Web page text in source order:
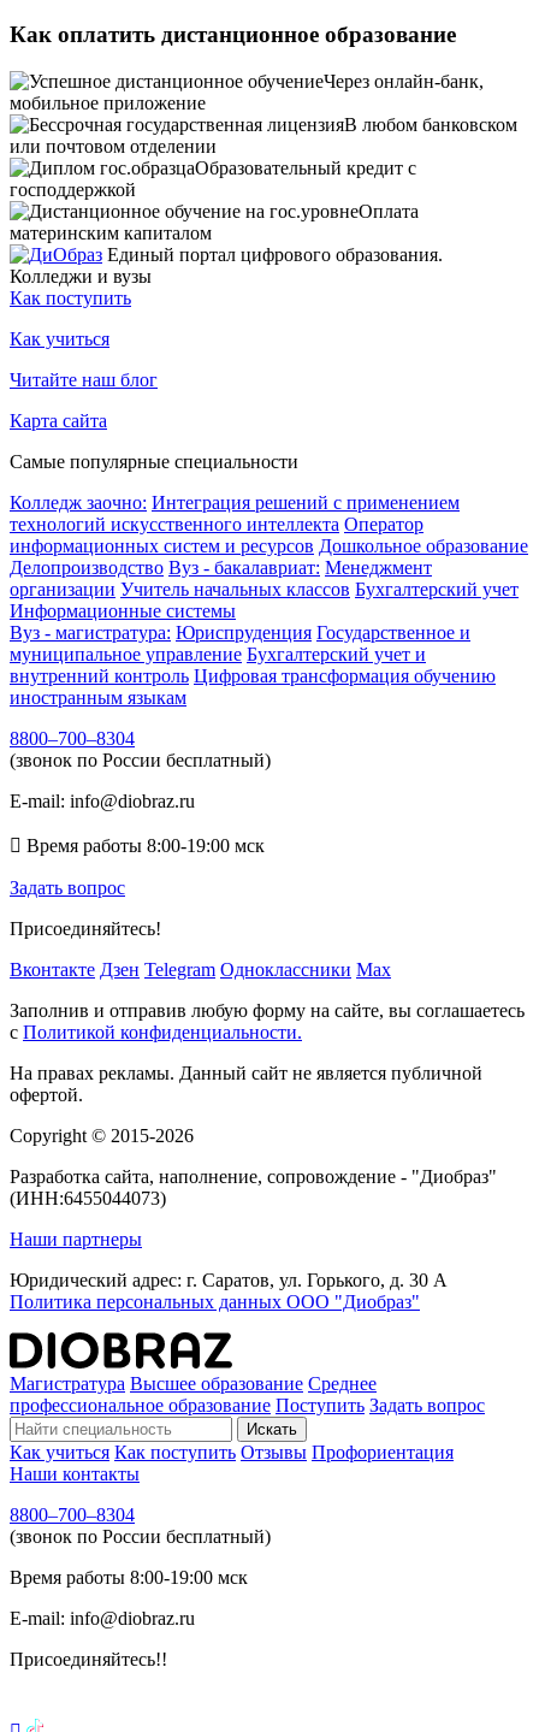
Как оплатить дистанционное образование
Через онлайн-банк,
мобильное приложение
В любом банковском
или почтовом отделении
Образовательный кредит с
господдержкой
Оплата
материнским капиталом
Единый портал цифрового образования.
Колледжи и вузы
Как поступить
Как учиться
Читайте наш блог
Карта сайта
Самые популярные специальности
Колледж заочно: Интеграция решений с применением
технологий искусственного интеллекта Оператор
информационных систем и ресурсов Дошкольное образование
Делопроизводство Вуз - бакалавриат: Менеджмент
организации Учитель начальных классов Бухгалтерский учет
Информационные системы
Вуз - магистратура: Юриспруденция Государственное и
муниципальное управление Бухгалтерский учет и
внутренний контроль Цифровая трансформация обучению
иностранным языкам
8800–700–8304
(звонок по России бесплатный)
E-mail: info@diobraz.ru
 Время работы 8:00-19:00 мск
Задать вопрос
Присоединяйтесь!
Вконтакте Дзен Telegram Одноклассники Max
Заполнив и отправив любую форму на сайте, вы соглашаетесь
с Политикой конфиденциальности.
На правах рекламы. Данный сайт не является публичной
офертой.
Copyright © 2015-2026
Разработка сайта, наполнение, сопровождение - "Диобраз"
(ИНН:6455044073)
Наши партнеры
Юридический адрес: г. Саратов, ул. Горького, д. 30 А
Политика персональных данных ООО "Диобраз"
Магистратура Высшее образование Среднее
профессиональное образование Поступить Задать вопрос
Искать
Как учиться Как поступить Отзывы Профориентация
Наши контакты
8800–700–8304
(звонок по России бесплатный)
Время работы 8:00-19:00 мск
E-mail: info@diobraz.ru
Присоединяйтесь!!